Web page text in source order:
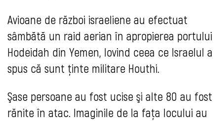
Avioane de război israeliene au efectuat
sâmbătă un raid aerian în apropierea portului
Hodeidah din Yemen, lovind ceea ce Israelul a
spus că sunt ţinte militare Houthi.
Şase persoane au fost ucise şi alte 80 au fost
rănite în atac. Imaginile de la faţa locului au